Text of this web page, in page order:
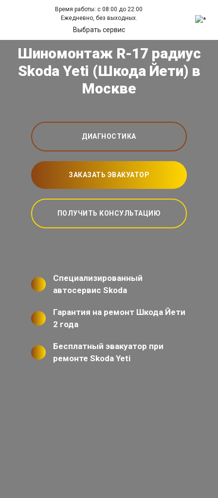
Время работы: с 08:00 до 22:00
Ежедневно, без выходных.
Выбрать сервис
Шиномонтаж R-17 радиус
Skoda Yeti (Шкода Йети) в
Москве
ДИАГНОСТИКА
ЗАКАЗАТЬ ЭВАКУАТОР
ПОЛУЧИТЬ КОНСУЛЬТАЦИЮ
Специализированный
автосервис Skoda
Гарантия на ремонт Шкода Йети
2 года
Бесплатный эвакуатор при
ремонте Skoda Yeti